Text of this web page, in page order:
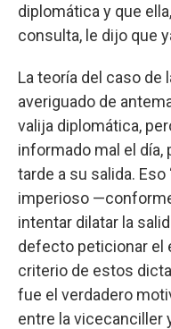
diplomática y que
consulta, le dijo que
La teoría del caso de
averiguado de
valija diplomática,
informado mal el día,
tarde a su salida.
imperioso
intentar dilatar la
defecto peticionar el
criterio de estos
fue el verdadero
entre la vicecanciller